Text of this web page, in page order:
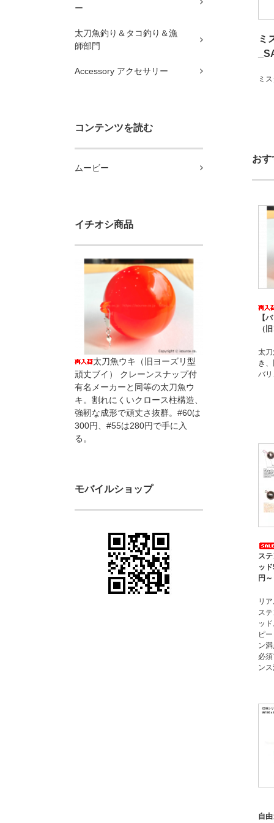
ー
太刀魚釣り＆タコ釣り＆漁
師部門
Accessory アクセサリー
コンテンツを読む
ムービー
イチオシ商品
太刀魚ウキ（旧ヨーズリ型
頑丈ブイ） クレーンスナップ付
有名メーカーと同等の太刀魚ウ
キ。割れにくいクロース柱構造、
強靭な成形で頑丈さ抜群。#60は
300円、#55は280円で手に入
る。
モバイルショップ
ミ
ミ
おす
【
（
太
き
バ
ス
ッ
円～
リ
ス
ッ
ピ
ン
必
ン
自